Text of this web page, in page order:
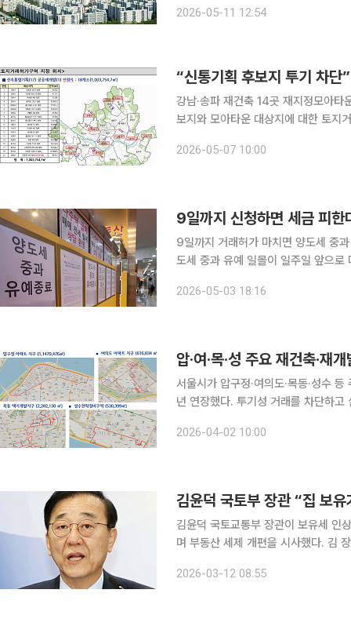
래절벽 해소를 위한 제한적 보완 조치
2026-05-11 12:54
“신통기획 후보지 투기 차단
강남·송파 재건축 14곳 재지정모아타운 10곳 5년간 신규
보지와 모아타운 대상지에 대한 토지
2026-05-07 10:00
9일까지 거래허가 마치면 양도세 중과 없
도세 중과 유예 일몰이 일주일 앞으로
지정 시점에 따라 적용 조건이 다르
2026-05-03 18:16
압·여·목·성 주요 재건축·재
서울시가 압구정·여의도·목동·성수
년 연장했다. 투기성 거래를 차단하고 실
거래허가구역 재지정을 의결했다고
2026-04-02 10:00
김윤덕 국토교통부 장관이 보유세 인
며 부동산 세제 개편을 시사했다. 김 장관은 12일 CBS 라디오 ‘박성태의 뉴스쇼’에 출연해 “정부의
“투기성 보유나 ‘똘똘한 한 채’ 문제
2026-03-12 08:55